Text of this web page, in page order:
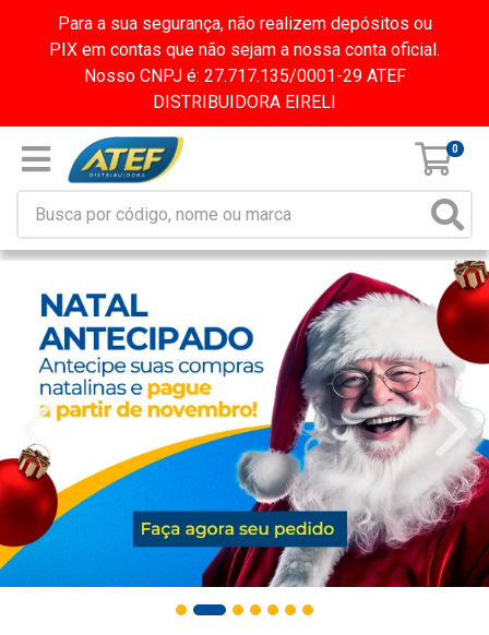
Para a sua segurança, não realizem depósitos ou
PIX em contas que não sejam a nossa conta oficial.
Nosso CNPJ é: 27.717.135/0001-29 ATEF
DISTRIBUIDORA EIRELI
0